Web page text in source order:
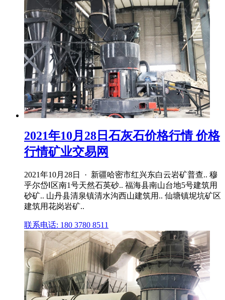
2021年10月28日石灰石价格行情 价格
行情矿业交易网
2021年10月28日 · 新疆哈密市红兴东白云岩矿普查.. 穆
乎尔岱Ⅰ区南1号天然石英砂.. 福海县南山台地5号建筑用
砂矿.. 山丹县清泉镇清水沟西山建筑用.. 仙塘镇坭坑矿区
建筑用花岗岩矿..
联系电话: 180 3780 8511